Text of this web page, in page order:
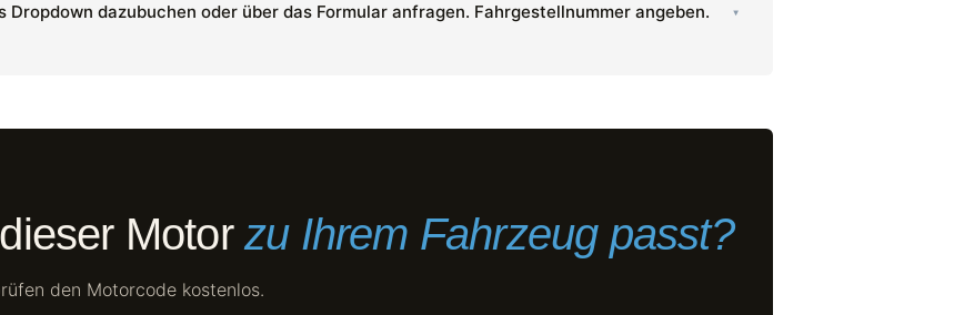
Dropdown dazubuchen oder über das Formular anfragen. Fahrgestellnummer angeben. ▾
Motor zu Ihrem Fahrzeug passt?
den Motorcode kostenlos.